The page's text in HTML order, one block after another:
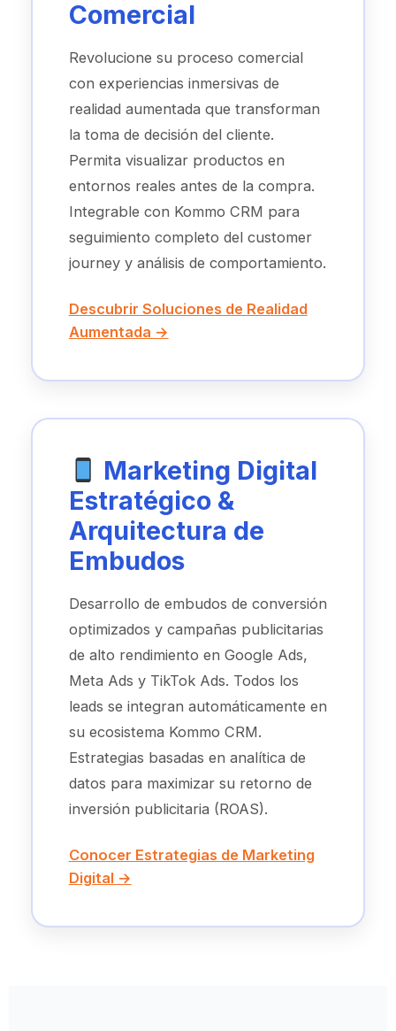
Comercial
Revolucione su proceso comercial
con experiencias inmersivas de
realidad aumentada que transforman
la toma de decisión del cliente.
Permita visualizar productos en
entornos reales antes de la compra.
Integrable con Kommo CRM para
seguimiento completo del customer
journey y análisis de comportamiento.
Descubrir Soluciones de Realidad
Aumentada →
Marketing Digital
Estratégico &
Arquitectura de
Embudos
Desarrollo de embudos de conversión
optimizados y campañas publicitarias
de alto rendimiento en Google Ads,
Meta Ads y TikTok Ads. Todos los
leads se integran automáticamente en
su ecosistema Kommo CRM.
Estrategias basadas en analítica de
datos para maximizar su retorno de
inversión publicitaria (ROAS).
Conocer Estrategias de Marketing
Digital →